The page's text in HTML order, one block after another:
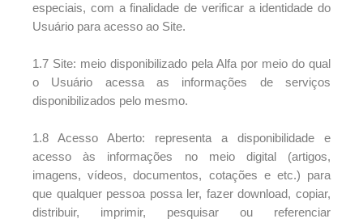
especiais, com a finalidade de verificar a identidade do
Usuário para acesso ao Site.
1.7 Site: meio disponibilizado pela Alfa por meio do qual
o Usuário acessa as informações de serviços
disponibilizados pelo mesmo.
1.8 Acesso Aberto: representa a disponibilidade e
acesso às informações no meio digital (artigos,
imagens, vídeos, documentos, cotações e etc.) para
que qualquer pessoa possa ler, fazer download, copiar,
distribuir, imprimir, pesquisar ou referenciar